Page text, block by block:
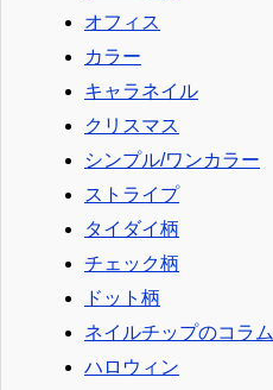
オフィス
カラー
キャラネイル
クリスマス
シンプル/ワンカラー
ストライプ
タイダイ柄
チェック柄
ドット柄
ネイルチップのコラム
ハロウィン